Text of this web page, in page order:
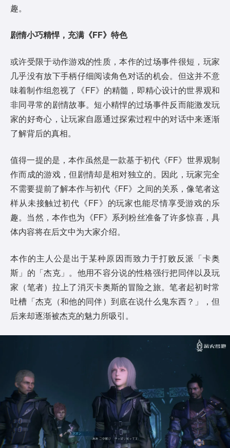
趣。
剧情小巧精悍，充满 《FF》 特色
或许受限于动作游戏的性质，本作的过场事件很短，玩家
几乎没有放下手柄仔细阅读角色对话的机会。但这并不意
味着制作组忽视了《FF》的精髓，即精心设计的世界观和
非同寻常的剧情故事。短小精悍的过场事件反而能激发玩
家的好奇心，让玩家自愿通过探索过程中的对话中来逐渐
了解背后的真相。
值得一提的是，本作虽然是一款基于初代《FF》世界观制
作而成的游戏，但剧情却是相对独立的。因此，玩家完全
不需要提前了解本作与初代《FF》之间的关系，像笔者这
样从未接触过初代《FF》的玩家也能尽情享受游戏的乐
趣。当然，本作也为《FF》系列粉丝准备了许多惊喜，具
体内容将在后文中为大家介绍。
本作的主人公是出于某种原因而致力于打败反派「卡奥
斯」的「杰克」。他用不容分说的性格强行把同伴以及玩
家（笔者）拉上了消灭卡奥斯的冒险之旅。笔者起初时常
吐槽「杰克（和他的同伴）到底在说什么鬼东西？」，但
后来却逐渐被杰克的魅力所吸引。